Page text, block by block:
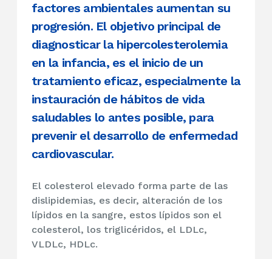
factores ambientales aumentan su
progresión. El objetivo principal de
diagnosticar la hipercolesterolemia
en la infancia, es el inicio de un
tratamiento eficaz, especialmente la
instauración de hábitos de vida
saludables lo antes posible, para
prevenir el desarrollo de enfermedad
cardiovascular.
El colesterol elevado forma parte de las
dislipidemias, es decir, alteración de los
lípidos en la sangre, estos lípidos son el
colesterol, los triglicéridos, el LDLc,
VLDLc, HDLc.